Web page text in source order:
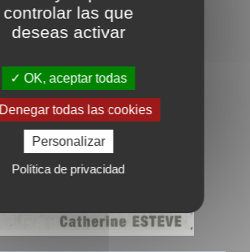
controlar las que
deseas activar
OK, aceptar todas
Denegar todas las cookies
Personalizar
Política de privacidad